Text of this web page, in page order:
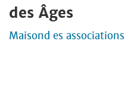
des Âges
Maisond es associations